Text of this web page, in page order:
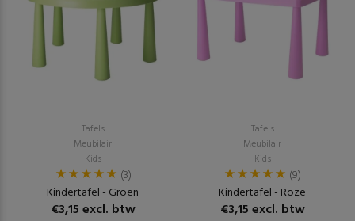
Tafels
Meubilair
Kids
(3)
Kindertafel - Groen
€3,15 excl. btw
Tafels
Meubilair
Kids
(9)
Kindertafel - Roze
€3,15 excl. btw